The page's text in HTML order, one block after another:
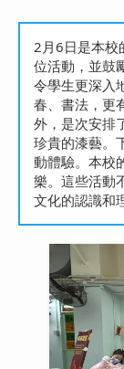
2月6日是本校
位活動，並鼓
令學生更深入
春、書法，更
外，是次安排
珍貴的漆藝。
動體驗。本校
樂。這些活動
文化的認識和